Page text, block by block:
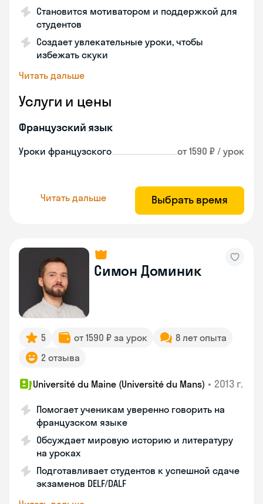
Становится мотиватором и поддержкой для
студентов
Создает увлекательные уроки, чтобы
избежать скуки
Читать дальше
Услуги и цены
Французский язык
Уроки французского от 1590 ₽ / урок
Читать дальше Выбрать время
Симон Доминик
5 от 1590 ₽ за урок
8 лет опыта
2 отзыва
Université du Maine (Université du Mans) • 2013 г.
Помогает ученикам уверенно говорить на
французском языке
Обсуждает мировую историю и литературу
на уроках
Подготавливает студентов к успешной сдаче
экзаменов DELF/DALF